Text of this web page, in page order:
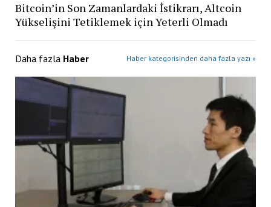
Bitcoin’in Son Zamanlardaki İstikrarı, Altcoin
Yükselişini Tetiklemek için Yeterli Olmadı
Daha fazla Haber Haber kategorisinden daha fazla yazı »